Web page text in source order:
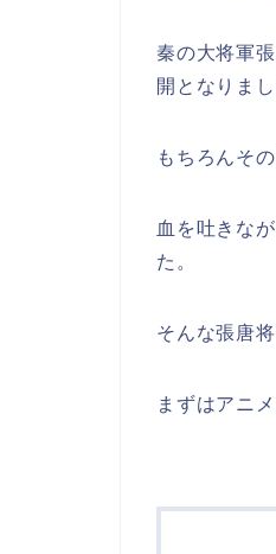
秦の大将軍
開となりまし
もちろんそ
血を吐きな
た。
そんな張唐
まずはアニ